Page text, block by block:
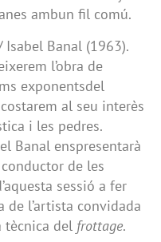
ambun fil comú.
Banal (1963).
l’obra de
exponentsdel
al seu interès
i les pedres.
Banal enspresentarà
de les
sessió a fer
de l’artista convidada
del frottage.